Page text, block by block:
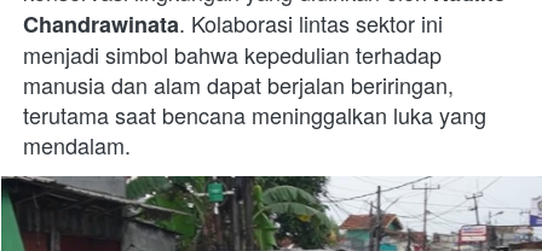
Chandrawinata. Kolaborasi lintas sektor ini
menjadi simbol bahwa kepedulian terhadap
manusia dan alam dapat berjalan beriringan,
terutama saat bencana meninggalkan luka yang
mendalam.